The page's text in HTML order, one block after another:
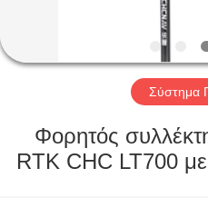
ΓΎΡΟΣ
ΕΡΓΟΣΤΑΣΊΩΝ
ΠΟΙΟΤΙΚΌΣ
Σύστημα
Φορητός
RTK CHC LT700